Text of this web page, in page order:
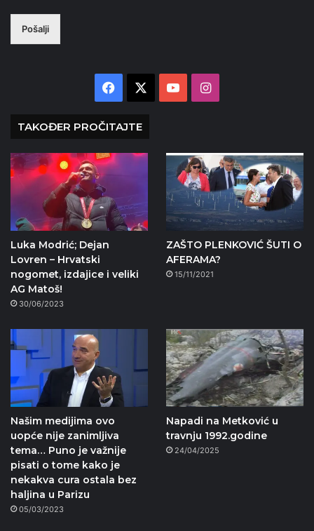
Pošalji
Facebook YouTubeInstagram
TAKOĐER PROČITAJTE
Luka Modrić; Dejan
Lovren – Hrvatski
nogomet, izdajice i veliki
AG Matoš!
30/06/2023
ZAŠTO PLENKOVIĆ ŠUTI O
AFERAMA?
15/11/2021
Našim medijima ovo
uopće nije zanimljiva
tema… Puno je važnije
pisati o tome kako je
nekakva cura ostala bez
haljina u Parizu
05/03/2023
Napadi na Metković u
travnju 1992.godine
24/04/2025